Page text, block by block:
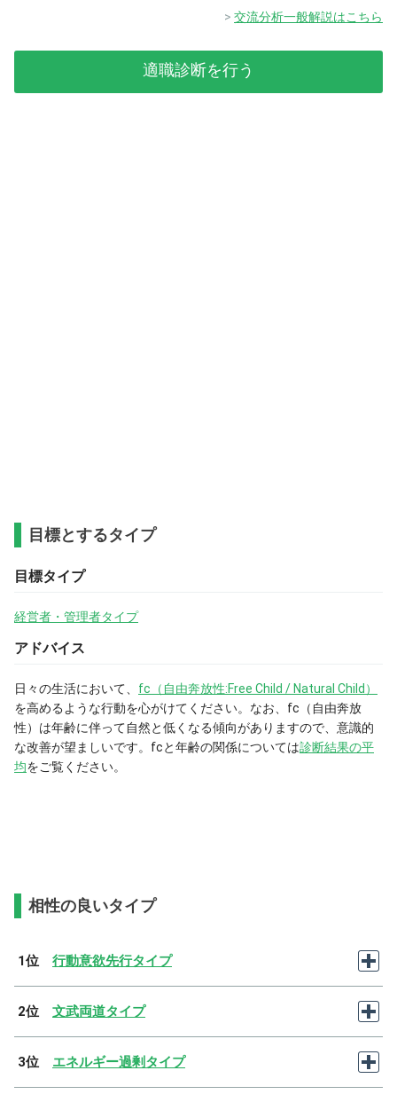
交流分析一般解説はこちら
適職診断を行う
目標とするタイプ
目標タイプ
経営者・管理者タイプ
アドバイス
日々の生活において、 fc（自由奔放性:Free Child / Natural Child）
を高めるような行動を心がけてください。なお、fc（自由奔放
性）は年齢に伴って自然と低くなる傾向がありますので、意識的
な改善が望ましいです。fcと年齢の関係については診断結果の平
均をご覧ください。
相性の良いタイプ
1位 行動意欲先行タイプ
2位 文武両道タイプ
3位 エネルギー過剰タイプ